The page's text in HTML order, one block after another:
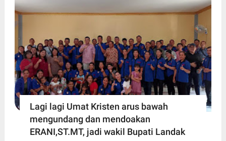
Lagi lagi Umat Kristen arus bawah
mengundang dan mendoakan
ERANI,ST.MT, jadi wakil Bupati Landak